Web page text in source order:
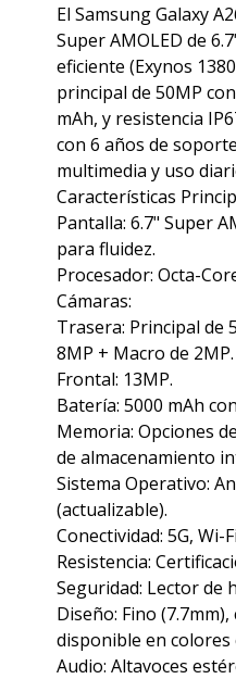
El Samsung Galaxy
Super AMOLED de
eficiente (Exynos
principal de 50MP
mAh, y resistencia
con 6 años de
multimedia y uso
Características
Pantalla: 6.7" Super
para fluidez.
Procesador: Octa-
Cámaras:
Trasera: Principal de
8MP + Macro de 2MP.
Frontal: 13MP.
Batería: 5000 mAh
Memoria: Opciones
de almacenamiento
Sistema Operativo:
(actualizable).
Conectividad: 5G, Wi-
Resistencia:
Seguridad: Lector de
Diseño: Fino
disponible en
Audio: Altavoces